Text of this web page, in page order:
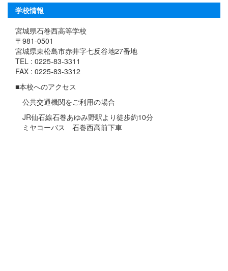
学校情報
宮城県石巻西高等学校
〒981-0501
宮城県東松島市赤井字七反谷地27番地
TEL : 0225-83-3311
FAX : 0225-83-3312
■本校へのアクセス
公共交通機関をご利用の場合
JR仙石線石巻あゆみ野駅より徒歩約10分
ミヤコーバス 石巻西高前下車